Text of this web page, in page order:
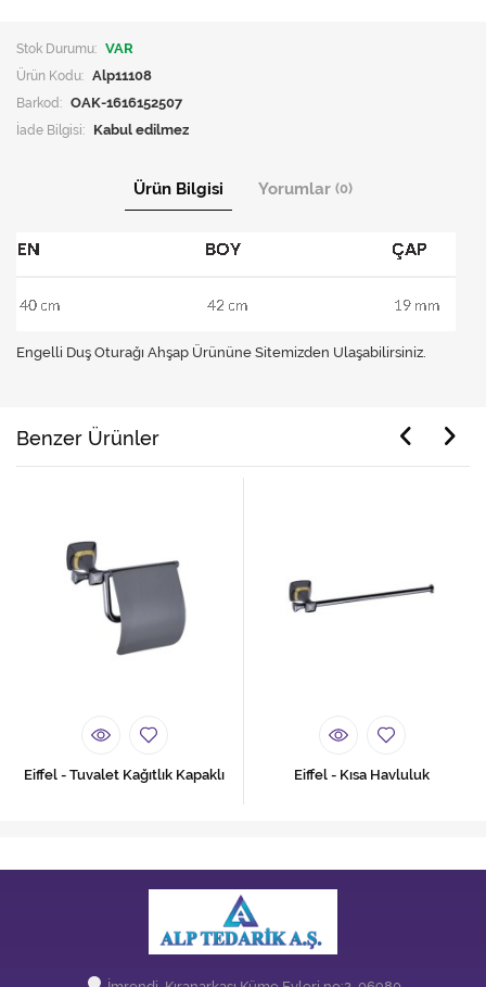
Stok Durumu: VAR
Ürün Kodu: Alp11108
Barkod: OAK-1616152507
İade Bilgisi:
Ürün Bilgisi Yorumlar (0)
Engelli Duş Oturağı Ahşap Ürününe Sitemizden Ulaşabilirsiniz.
Benzer Ürünler
Eiffel - Tuvalet Kağıtlık Kapaklı Eiffel - Kısa Havluluk